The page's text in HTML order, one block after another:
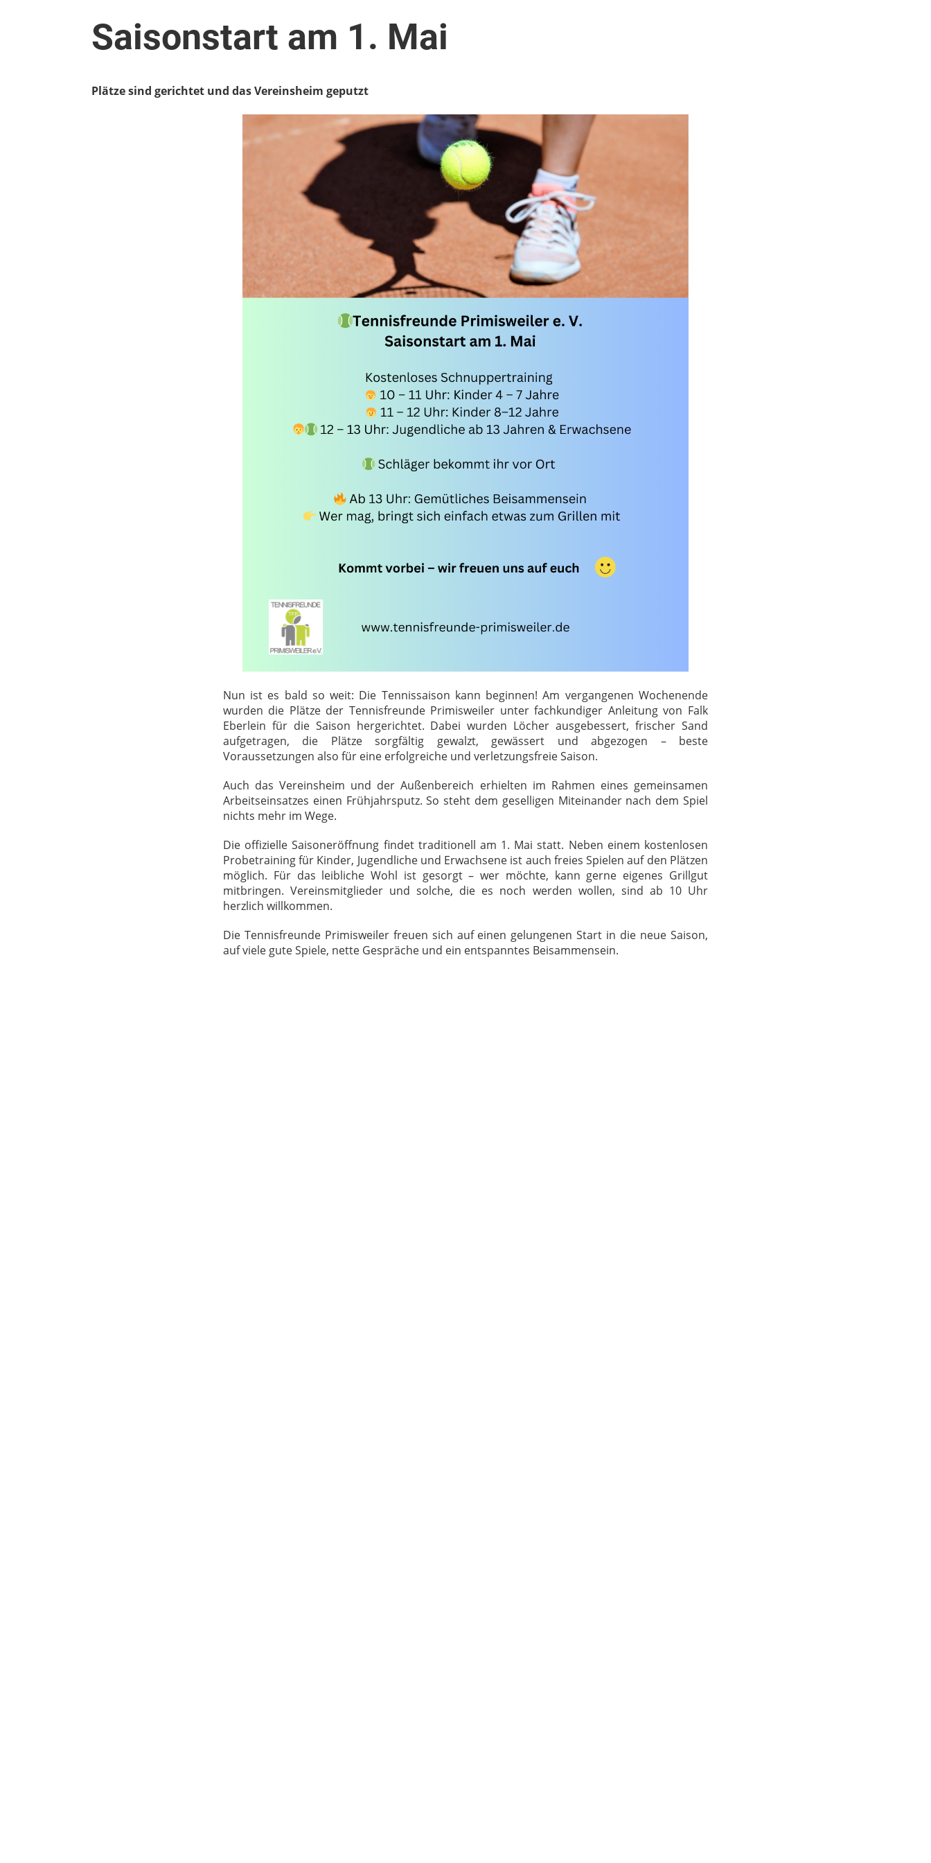
Saisonstart am 1. Mai
Plätze sind gerichtet und das Vereinsheim geputzt
Nun ist es bald so weit: Die Tennissaison kann beginnen! Am vergangenen Wochenende
wurden die Plätze der Tennisfreunde Primisweiler unter fachkundiger Anleitung von Falk
Eberlein für die Saison hergerichtet. Dabei wurden Löcher ausgebessert, frischer Sand
aufgetragen, die Plätze sorgfältig gewalzt, gewässert und abgezogen – beste
Voraussetzungen also für eine erfolgreiche und verletzungsfreie Saison.
Auch das Vereinsheim und der Außenbereich erhielten im Rahmen eines gemeinsamen
Arbeitseinsatzes einen Frühjahrsputz. So steht dem geselligen Miteinander nach dem Spiel
nichts mehr im Wege.
Die offizielle Saisoneröffnung findet traditionell am 1. Mai statt. Neben einem kostenlosen
Probetraining für Kinder, Jugendliche und Erwachsene ist auch freies Spielen auf den Plätzen
möglich. Für das leibliche Wohl ist gesorgt – wer möchte, kann gerne eigenes Grillgut
mitbringen. Vereinsmitglieder und solche, die es noch werden wollen, sind ab 10 Uhr
herzlich willkommen.
Die Tennisfreunde Primisweiler freuen sich auf einen gelungenen Start in die neue Saison,
auf viele gute Spiele, nette Gespräche und ein entspanntes Beisammensein.